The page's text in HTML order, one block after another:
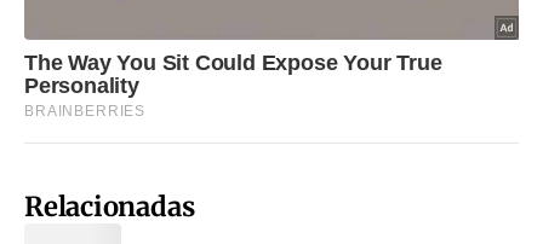
Relacionadas